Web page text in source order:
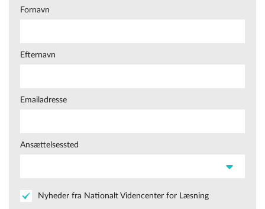
Fornavn
Efternavn
Emailadresse
Ansættelsessted
Nyheder fra Nationalt Videncenter for Læsning